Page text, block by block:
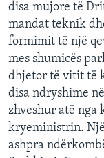
disa mujore të
mandat teknik
formimit të një
mes shumicës
dhjetor të vitit të
disa ndryshime
zhveshur atë
kryeministrin.
ashpra